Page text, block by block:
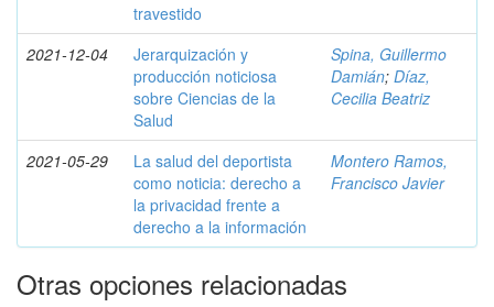
travestido
2021-12-04
Jerarquización y
producción noticiosa
sobre Ciencias de la
Salud
Spina, Guillermo
Damián; Díaz,
Cecilia Beatriz
2021-05-29
La salud del deportista
como noticia: derecho a
la privacidad frente a
derecho a la información
Montero Ramos,
Francisco Javier
Otras opciones relacionadas